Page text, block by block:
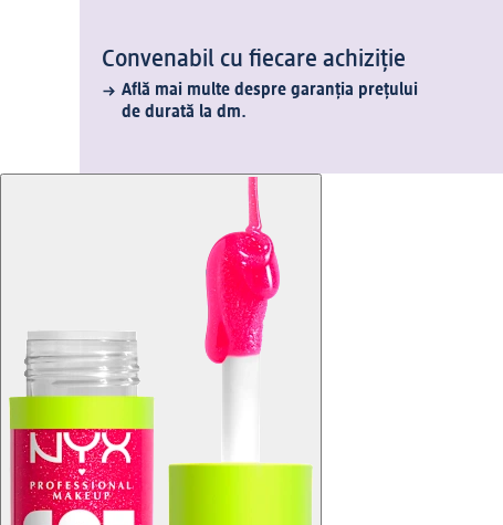
Convenabil cu fiecare achiziție
Află mai multe despre garanția prețului
de durată la dm.